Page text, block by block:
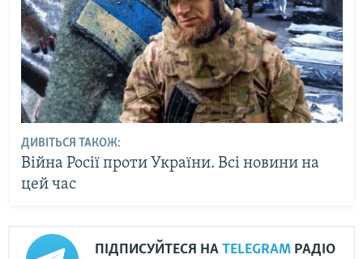
ДИВІТЬСЯ ТАКОЖ:
Війна Росії проти України. Всі новини на
цей час
ПІДПИСУЙТЕСЯ НА TELEGRAM РАДІО